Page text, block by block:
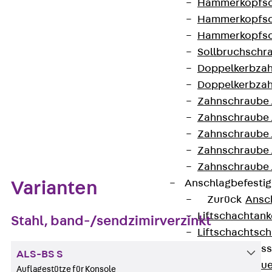
Zahnschraube
Zahnschraube
Zahnschraube
Zahnschraube
Zahnschraube
Zurück
Varianten
Stahl, band-/sendzimirverzinkt
ALS-BS S
Auflagestütze für Konsole